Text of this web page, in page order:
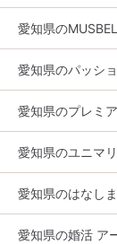
愛知県の
愛知県のパッシ
愛知県のプレミ
愛知県のユニマ
愛知県のはなし
愛知県の婚活 ア